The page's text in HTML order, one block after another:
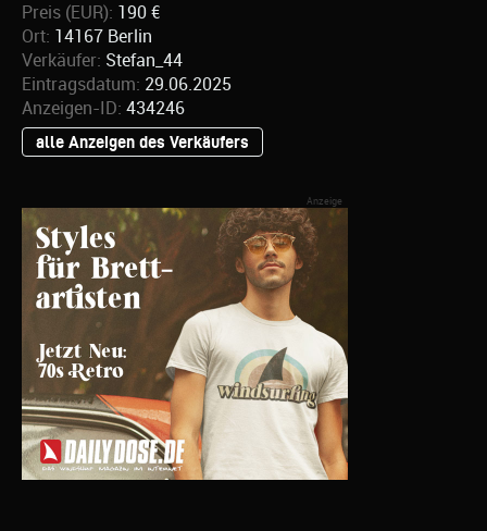
Preis (EUR): 190 €
Ort: 14167 Berlin
Verkäufer: Stefan_44
Eintragsdatum: 29.06.2025
Anzeigen-ID: 434246
alle Anzeigen des Verkäufers